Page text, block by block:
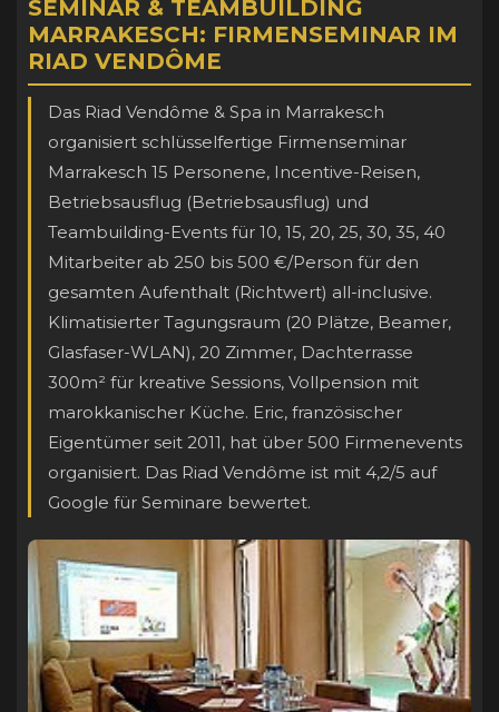
SEMINAR & TEAMBUILDING
MARRAKESCH: FIRMENSEMINAR IM
RIAD VENDÔME
Das Riad Vendôme & Spa in Marrakesch
organisiert schlüsselfertige Firmenseminar
Marrakesch 15 Personene, Incentive-Reisen,
Betriebsausflug (Betriebsausflug) und
Teambuilding-Events für 10, 15, 20, 25, 30, 35, 40
Mitarbeiter ab 250 bis 500 €/Person für den
gesamten Aufenthalt (Richtwert) all-inclusive.
Klimatisierter Tagungsraum (20 Plätze, Beamer,
Glasfaser-WLAN), 20 Zimmer, Dachterrasse
300m² für kreative Sessions, Vollpension mit
marokkanischer Küche. Eric, französischer
Eigentümer seit 2011, hat über 500 Firmenevents
organisiert. Das Riad Vendôme ist mit 4,2/5 auf
Google für Seminare bewertet.